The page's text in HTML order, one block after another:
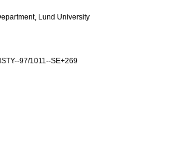
Lund University
97/1011--SE+269